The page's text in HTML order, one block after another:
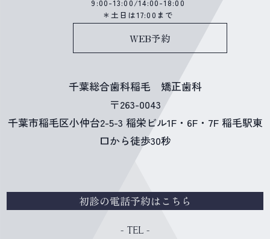
9:00-13:00/14:00-18:00
＊土日は17:00まで
WEB予約
千葉総合歯科稲毛 矯正歯科
〒263-0043
千葉市稲毛区小仲台2-5-3 稲栄ビル1F・6F・7F 稲毛駅東
口から徒歩30秒
初診の電話予約はこちら
- TEL -